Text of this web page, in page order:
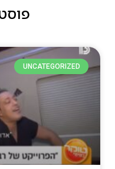
UNCATEGORIZED